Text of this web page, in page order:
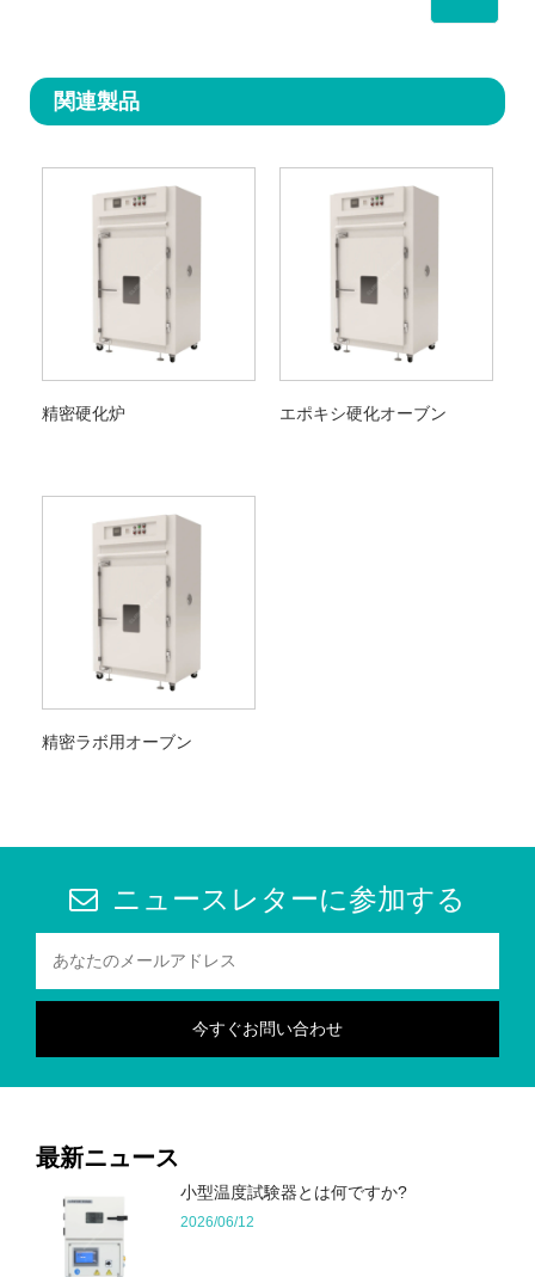
関連製品
精密硬化炉 エポキシ硬化オーブン
精密ラボ用オーブン
ニュースレターに参加する
最新ニュース
小型温度試験器とは何ですか?
2026/06/12